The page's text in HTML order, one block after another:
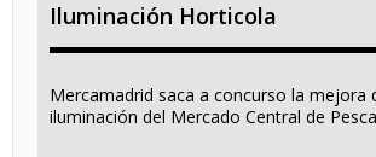
Iluminación Horticola
Mercamadrid saca a concurso la mejora
iluminación del Mercado Central de